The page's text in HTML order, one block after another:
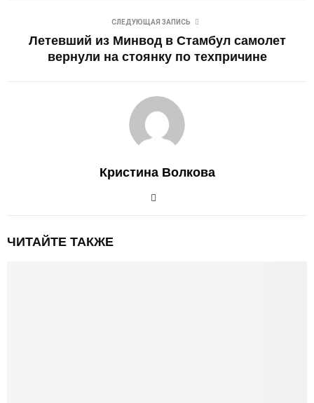
СЛЕДУЮЩАЯ ЗАПИСЬ
Летевший из Минвод в Стамбул самолет
вернули на стоянку по техпричине
Кристина Волкова
ЧИТАЙТЕ ТАКЖЕ